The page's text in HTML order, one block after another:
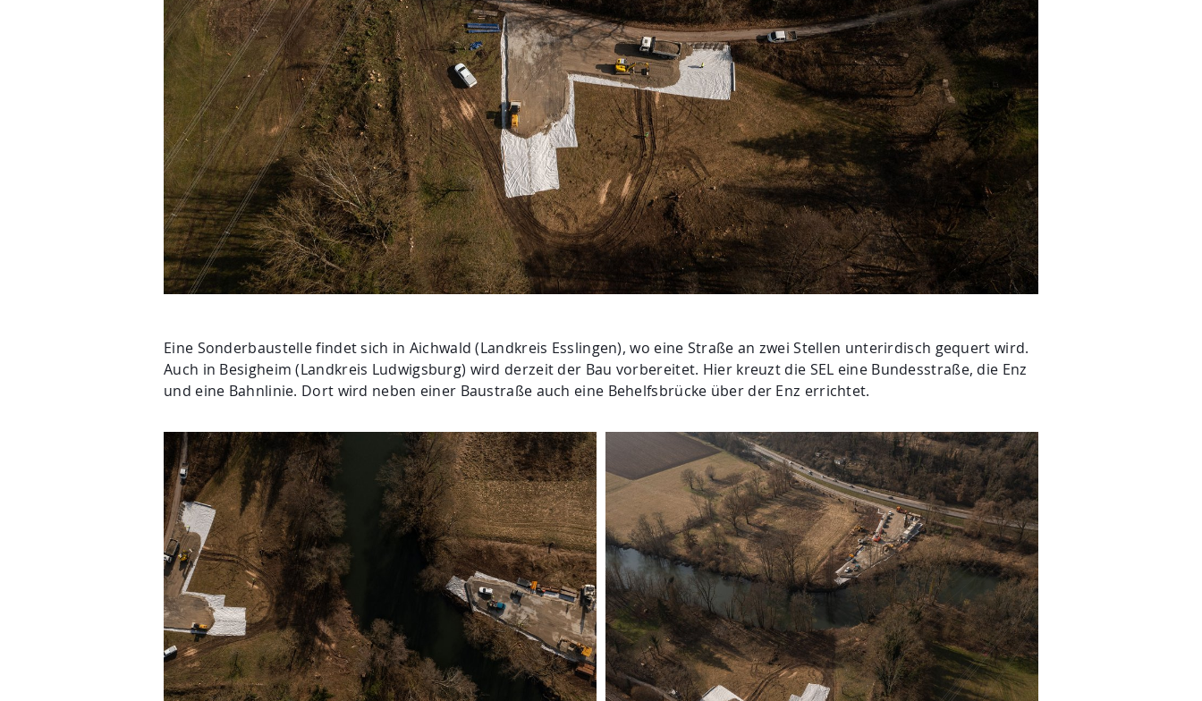
Eine Sonderbaustelle findet sich in Aichwald (Landkreis Esslingen), wo eine Straße an zwei Stellen unterirdisch gequert wird.
Auch in Besigheim (Landkreis Ludwigsburg) wird derzeit der Bau vorbereitet. Hier kreuzt die SEL eine Bundesstraße, die Enz
und eine Bahnlinie. Dort wird neben einer Baustraße auch eine Behelfsbrücke über der Enz errichtet.